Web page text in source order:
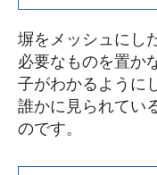
塀をメッシュにし
必要なものを置か
子がわかるように
誰かに見られてい
のです。